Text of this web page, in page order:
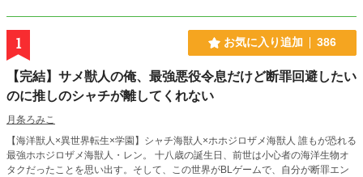
1 お気に入り追加 386
【完結】サメ獣人の俺、最強悪役令息だけど断罪回避したい
のに推しのシャチが離してくれない
月条ろみこ
【海洋獣人×異世界転生×学園】シャチ海獣人×ホホジロザメ海獣人 誰もが恐れる
最強ホホジロザメ海獣人・レン。 十八歳の誕生日、前世は小心者の海洋生物オ
タクだったことを思い出す。そして、この世界がBLゲームで、自分が断罪エン